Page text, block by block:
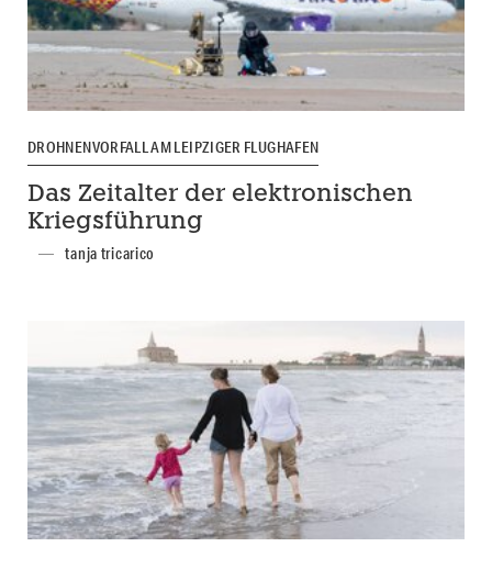
DROHNENVORFALL AM LEIPZIGER FLUGHAFEN
Das Zeitalter der elektronischen
Kriegsführung
tanja tricarico